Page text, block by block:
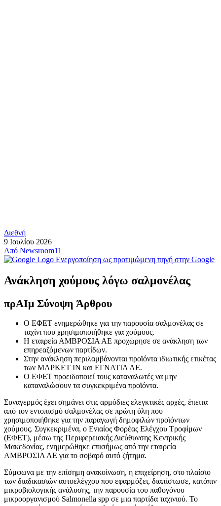
Διεθνή
9 Ιουλίου 2026
Από Newsroom11
Ενεργοποίηση ως προτιμώμενη πηγή στην Google
Ανάκληση χούμους λόγω σαλμονέλας
πρΑΙμ Σύνοψη Άρθρου
Ο ΕΦΕΤ ενημερώθηκε για την παρουσία σαλμονέλας σε
ταχίνι που χρησιμοποιήθηκε για χούμους.
Η εταιρεία ΑΜΒΡΟΣΙΑ ΑΕ προχώρησε σε ανάκληση των
επηρεαζόμενων παρτίδων.
Στην ανάκληση περιλαμβάνονται προϊόντα ιδιωτικής ετικέτας
των ΜΑΡΚΕΤ ΙΝ και ΕΓΝΑΤΙΑ ΑΕ.
Ο ΕΦΕΤ προειδοποιεί τους καταναλωτές να μην
καταναλώσουν τα συγκεκριμένα προϊόντα.
Συναγερμός έχει σημάνει στις αρμόδιες ελεγκτικές αρχές, έπειτα
από τον εντοπισμό σαλμονέλας σε πρώτη ύλη που
χρησιμοποιήθηκε για την παραγωγή δημοφιλών προϊόντων
χούμους. Συγκεκριμένα, ο Ενιαίος Φορέας Ελέγχου Τροφίμων
(ΕΦΕΤ), μέσω της Περιφερειακής Διεύθυνσης Κεντρικής
Μακεδονίας, ενημερώθηκε επισήμως από την εταιρεία
ΑΜΒΡΟΣΙΑ ΑΕ για το σοβαρό αυτό ζήτημα.
Σύμφωνα με την επίσημη ανακοίνωση, η επιχείρηση, στο πλαίσιο
των διαδικασιών αυτοελέγχου που εφαρμόζει, διαπίστωσε, κατόπιν
μικροβιολογικής ανάλυσης, την παρουσία του παθογόνου
μικροοργανισμού Salmonella spp σε μια παρτίδα ταχινιού. Το